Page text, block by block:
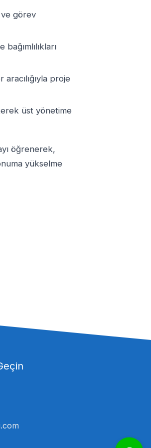
ve görev
bağımlılıkları
proje
üst yönetime
öğrenerek,
yükselme